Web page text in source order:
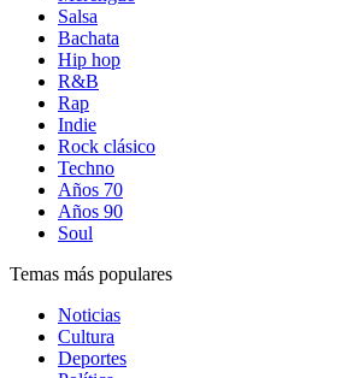
Salsa
Bachata
Hip hop
R&B
Rap
Indie
Rock clásico
Techno
Años 70
Años 90
Soul
Temas más populares
Noticias
Cultura
Deportes